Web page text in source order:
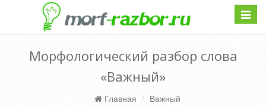
Морфологический разбор слова
«Важный»
Главная Важный